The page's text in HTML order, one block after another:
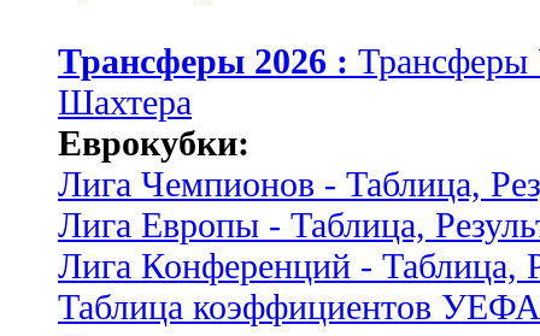
Трансферы 2026 :
Шахтера
Еврокубки:
Лига Чемпионов - Таблица,
Лига Европы - Таблица,
Лига Конференций - Таблица,
Таблица коэффициентов УЕФА